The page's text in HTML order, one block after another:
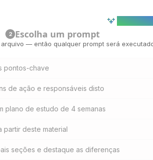
2 Escolha um prompt
— então qualquer prompt será
pontos-chave
de ação e responsáveis disto
plano de estudo de 4 semanas
partir deste material
seções e destaque as diferenças